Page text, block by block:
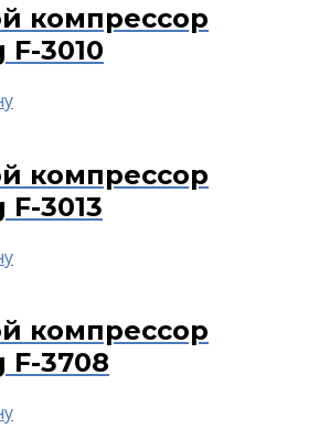
компрессор
F-3010
компрессор
F-3013
компрессор
F-3708